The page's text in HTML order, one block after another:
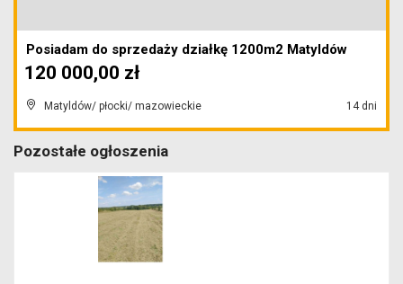
Posiadam do sprzedaży działkę 1200m2 Matyldów
Matyldów/ płocki/ mazowieckie 14 dni
120 000,00 zł
Pozostałe ogłoszenia